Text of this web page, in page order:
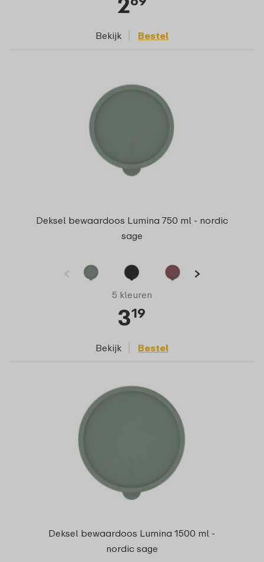
Bekijk Bestel
Deksel bewaardoos Lumina 750 ml - nordic
sage
5 kleuren
319
Bekijk Bestel
Deksel bewaardoos Lumina 1500 ml -
nordic sage